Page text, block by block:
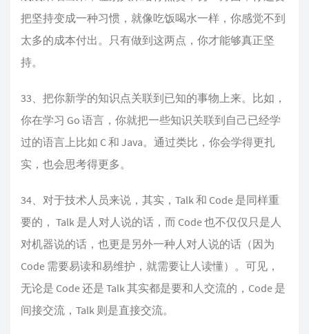
把坚持变成一种习惯，就像吃饭喝水一样，你感觉不到
太多的成本付出。只有做到这两点，你才能够真正坚
持。
33、把你新学的知识点关联到已知的事物上来。比如，
你在学习 Go 语言，你就把一些知识关联到自己已经学
过的语言上比如 C 和 Java。通过类比，你会学得更扎
实，也会思考得更多。
34、对于技术人员来说，其实，Talk 和 Code 是同样重
要的， Talk 是人对人说的话，而 Code 也不仅仅只是人
对机器说的话，也更是另外一种人对人说的话（因为
Code 需要易读和易维护，就需要让人读懂）。可见，
无论是 Code 还是 Talk 其实都是要和人交流的，Code 是
间接交流，Talk 则是直接交流。